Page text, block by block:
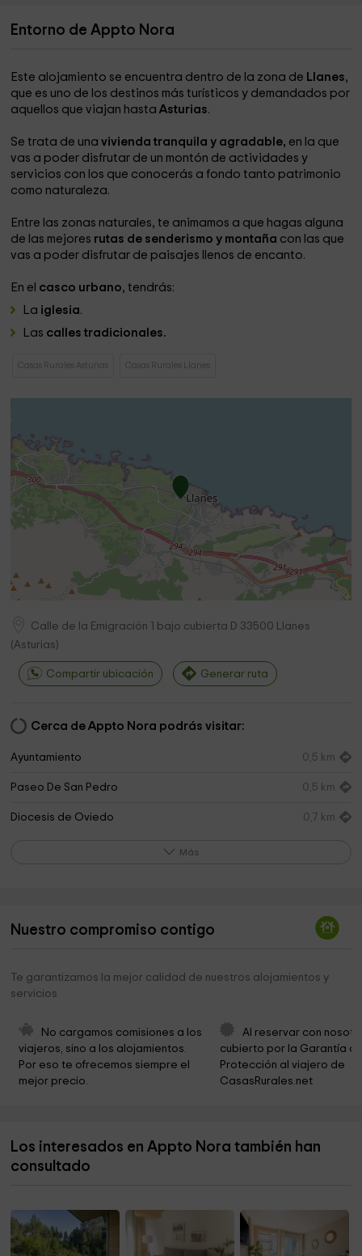
Entorno de Appto Nora
Este alojamiento se encuentra dentro de la zona de Llanes,
que es uno de los destinos más turísticos y demandados por
aquellos que viajan hastaAsturias.
Se trata de unavivienda tranquila y agradable, en la que
vas a poder disfrutar de un montón de actividades y
servicios con los que conocerás a fondo tanto patrimonio
como naturaleza.
Entre las zonas naturales, te animamos a que hagas alguna
de las mejores rutas de senderismo y montaña con las que
vas a poder disfrutar de paisajes llenos de encanto.
En el casco urbano, tendrás:
La iglesia.
Las calles tradicionales.
Casas Rurales Asturias Casas Rurales Llanes
Calle de la Emigración 1 bajo cubierta D 33500 Llanes
(Asturias)
Compartir ubicación Generar ruta
Cerca de Appto Nora podrás visitar:
Ayuntamiento 0,5 km
Paseo De San Pedro 0,5 km
Diocesis de Oviedo 0,7 km
Cementerio de Cue 2,2 km
Ermita de Santa María
Parque
Museo Etnográfico del Oriente de Asturias
Iglesia de San Julián de Porrúa 3,4 km
Playa de Andrin 4,5 km
Más
Nuestro compromiso contigo
Te garantizamos la mejor calidad de nuestros alojamientos y
servicios
No cargamos comisiones a los
viajeros, sino a los alojamientos.
Por eso te ofrecemos siempre el
mejor precio.
Al reservar con
cubierto por la Garantía
Protección al viajero de
CasasRurales.net
Los interesados en Appto Nora también han
consultado